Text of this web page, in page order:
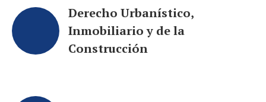
Derecho Urbanístico,
Inmobiliario y de la
Construcción